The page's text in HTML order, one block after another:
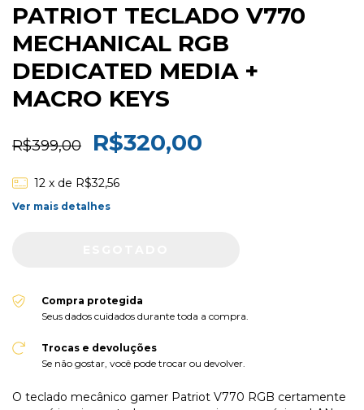
PATRIOT TECLADO V770
MECHANICAL RGB
DEDICATED MEDIA +
MACRO KEYS
R$399,00 R$320,00
12 x de R$32,56
Ver mais detalhes
Compra protegida
Seus dados cuidados durante toda a compra.
Trocas e devoluções
Se não gostar, você pode trocar ou devolver.
O teclado mecânico gamer Patriot V770 RGB certamente